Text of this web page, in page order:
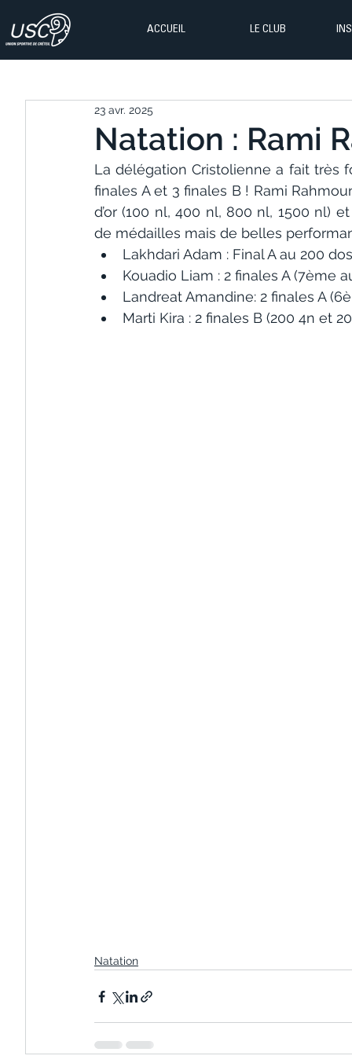
ACCUEIL LE CLUB
Natation : Rami
23 avr. 2025
La délégation Cristolienne a fait très
finales A et 3 finales B ! Rami
d’or (100 nl, 400 nl, 800 nl, 1500 nl)
de médailles mais de belles
Lakhdari Adam : Final A au 200
Kouadio Liam : 2 finales A (7ème
Landreat Amandine: 2 finales A
Marti Kira : 2 finales B (200 4n et
Natation